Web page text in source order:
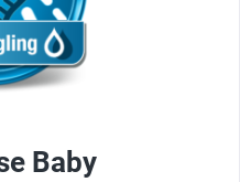
Baby